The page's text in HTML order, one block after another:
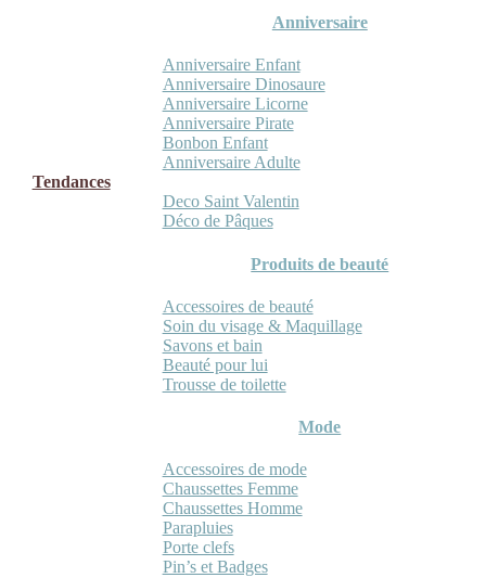
Anniversaire
Anniversaire Enfant
Anniversaire Dinosaure
Anniversaire Licorne
Anniversaire Pirate
Bonbon Enfant
Anniversaire Adulte
Tendances
Deco Saint Valentin
Déco de Pâques
Produits de beauté
Accessoires de beauté
Soin du visage & Maquillage
Savons et bain
Beauté pour lui
Trousse de toilette
Mode
Accessoires de mode
Chaussettes Femme
Chaussettes Homme
Parapluies
Porte clefs
Pin’s et Badges